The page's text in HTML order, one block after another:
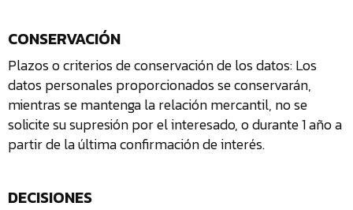
CONSERVACIÓN
Plazos o criterios de conservación de los datos: Los
datos personales proporcionados se conservarán,
mientras se mantenga la relación mercantil, no se
solicite su supresión por el interesado, o durante 1 año a
partir de la última confirmación de interés.
DECISIONES